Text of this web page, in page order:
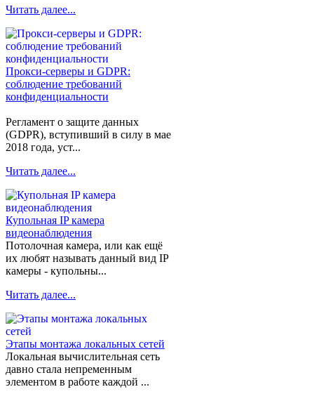
Читать далее...
Прокси-серверы и GDPR:
соблюдение требований
конфиденциальности
Регламент о защите данных
(GDPR), вступивший в силу в мае
2018 года, уст...
Читать далее...
Купольная IP камера
видеонаблюдения
Потолочная камера, или как ещё
их любят называть данный вид IP
камеры - купольны...
Читать далее...
Этапы монтажа локальных сетей
Локальная вычислительная сеть
давно стала непременным
элементом в работе каждой ...